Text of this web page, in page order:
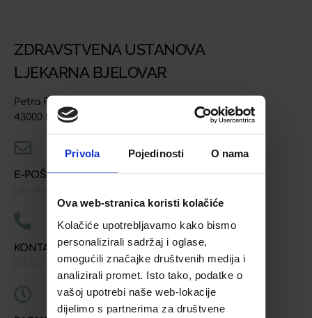
Privola Pojedinosti O nama
Ova web-stranica koristi kolačiće
Kolačiće upotrebljavamo kako bismo
personalizirali sadržaj i oglase,
omogućili značajke društvenih medija i
analizirali promet. Isto tako, podatke o
vašoj upotrebi naše web-lokacije
dijelimo s partnerima za društvene
ZDRAVSTVENA USTANOVA
LJEKARNA BJELOVAR
Petra Preradovića 4
43000 Bjelovar
E-POŠTA
KONTAKT TELEFONI
043/241-907,091/618-9163, 091/603-8577